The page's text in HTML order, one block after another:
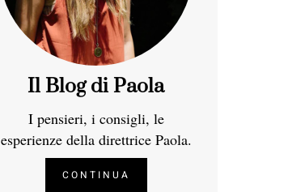
Il Blog di Paola
I pensieri, i consigli, le
esperienze della direttrice Paola.
CONTINUA